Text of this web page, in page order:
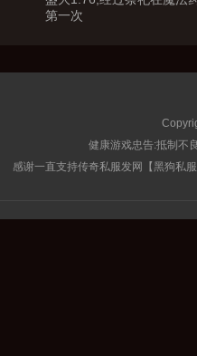
第一次
健康游戏忠告:抵制不
感谢一直支持传奇私服发网【黑狗私